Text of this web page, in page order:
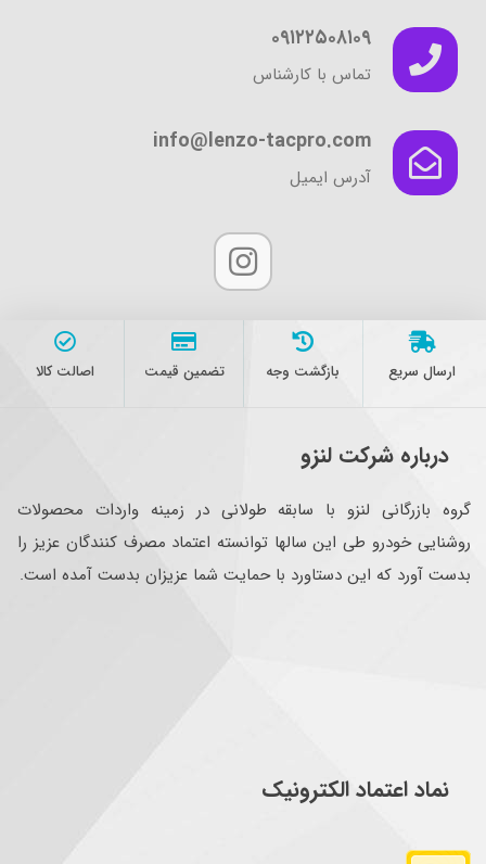
۰۹۱۲۲۵۰۸۱۰۹
تماس با کارشناس
info@lenzo-tacpro.com
آدرس ایمیل
ارسال سریع بازگشت وجه تضمین قیمت اصالت کالا
درباره شرکت لنزو
گروه بازرگانی لنزو با سابقه طولانی در زمینه واردات محصولات
روشنایی خودرو طی این سالها توانسته اعتماد مصرف کنندگان عزیز را
بدست آورد که این دستاورد با حمایت شما عزیزان بدست آمده است.
نماد اعتماد الکترونیک